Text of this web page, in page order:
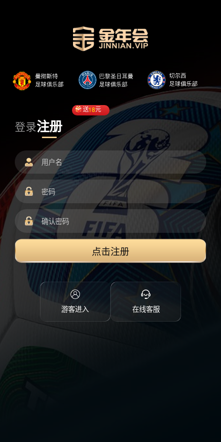
登录注册
送18元
点击注册
游客进入 在线客服